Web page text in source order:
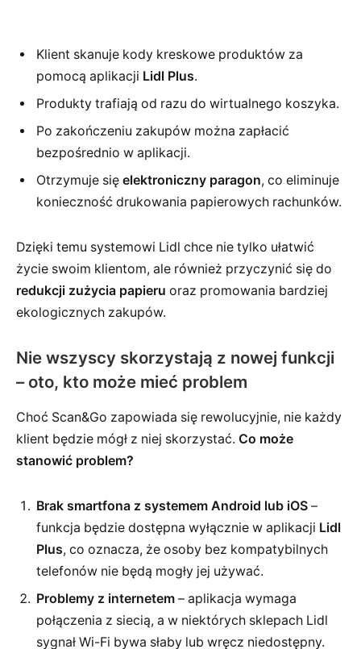
Klient skanuje kody kreskowe produktów za
pomocą aplikacji Lidl Plus.
Produkty trafiają od razu do wirtualnego koszyka.
Po zakończeniu zakupów można zapłacić
bezpośrednio w aplikacji.
Otrzymuje się elektroniczny paragon, co eliminuje
konieczność drukowania papierowych rachunków.
Dzięki temu systemowi Lidl chce nie tylko ułatwić
życie swoim klientom, ale również przyczynić się do
redukcji zużycia papieru oraz promowania bardziej
ekologicznych zakupów.
Nie wszyscy skorzystają z nowej funkcji
– oto, kto może mieć problem
Choć Scan&Go zapowiada się rewolucyjnie, nie każdy
klient będzie mógł z niej skorzystać. Co może
stanowić problem?
Brak smartfona z systemem Android lub iOS –
funkcja będzie dostępna wyłącznie w aplikacji Lidl
Plus, co oznacza, że osoby bez kompatybilnych
telefonów nie będą mogły jej używać.
Problemy z internetem – aplikacja wymaga
połączenia z siecią, a w niektórych sklepach Lidl
sygnał Wi-Fi bywa słaby lub wręcz niedostępny.